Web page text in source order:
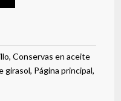
,Conservas en aceite
girasol, Página principal,